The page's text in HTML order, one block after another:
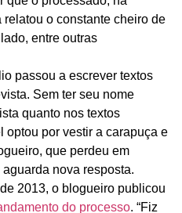
relatou o constante cheiro de
entre outras
passou a escrever textos
Sem ter seu nome
quanto nos textos
optou por vestir a carapuça e
que perdeu em
nova resposta.
2013, o blogueiro publicou
do processo. “Fiz